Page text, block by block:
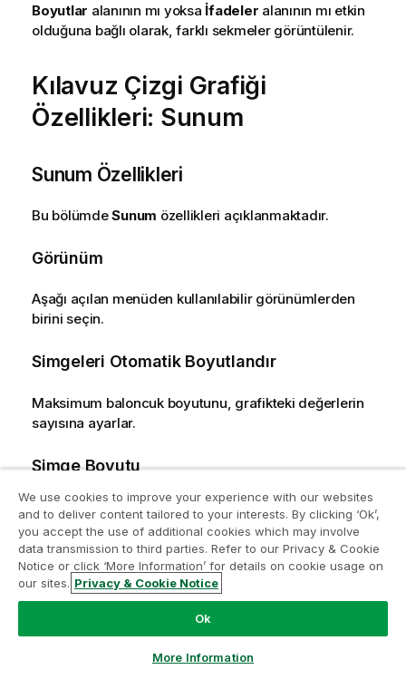
Boyutlar alanının mı yoksa İfadeler alanının mı etkin
olduğuna bağlı olarak, farklı sekmeler görüntülenir.
Kılavuz Çizgi Grafiği
Özellikleri: Sunum
Sunum Özellikleri
Bu bölümdeSunum özellikleri açıklanmaktadır.
Görünüm
Aşağı açılan menüden kullanılabilir görünümlerden
birini seçin.
Simgeleri Otomatik Boyutlandır
Maksimum baloncuk boyutunu, grafikteki değerlerin
sayısına ayarlar.
Simge Boyutu
Bir sembol temsili belirtilmişse, sembollerin boyutunu
belirler.
Maks. Baloncuk Boyutu
Grafikteki en büyük baloncuğun boyutunu ayarlar.
öğesinin seçimi kaldırılmışsa kullanılabilir.
Analiz Modernleştirme Programına katılın
Analiz Modernleştirme Programı ile değerli QlikView
uygulamalarınızı ödün vermeden modernleştirin.
ulaşmak
ampquestions@qlik.com
We use cookies to improve your experience with our websites
and to deliver content tailored to your interests. By clicking ‘Ok’,
you accept the use of additional cookies which may involve
data transmission to third parties. Refer to our Privacy & Cookie
Notice or click ‘More Information’ for details on cookie usage on
our sites. Privacy & Cookie Notice
Ok
More Information